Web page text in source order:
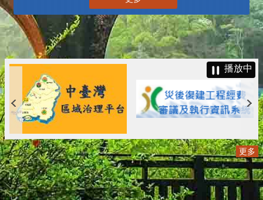
播放中
更多